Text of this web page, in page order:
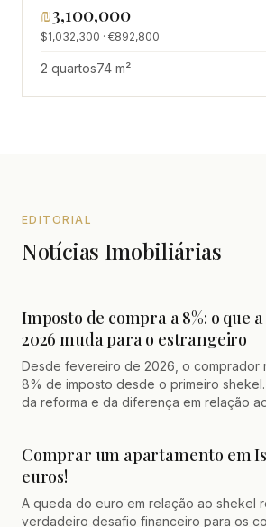
₪3,100,000
$1,032,300 · €892,800
2 quartos74 m²
EDITORIAL
Notícias Imobiliárias
Imposto de compra a 8%: o que
2026 muda para o estrangeiro
Desde fevereiro de 2026, o comprador
8% de imposto desde o primeiro
da reforma e da diferença em relação
Comprar um apartamento em
euros!
A queda do euro em relação ao shekel
verdadeiro desafio financeiro para os